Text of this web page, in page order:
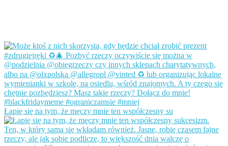
Łapię się na tym, że męczy mnie ten współczesny su